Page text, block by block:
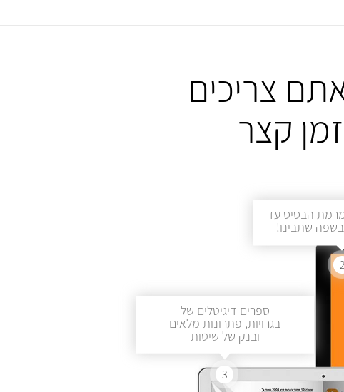
צריכים
קצר
מרמת הבסיס עד
שתבינו!
2
ספרים דיגיטלים של
בגרויות, פתרונות מלאים
ובנק של שיטות
3